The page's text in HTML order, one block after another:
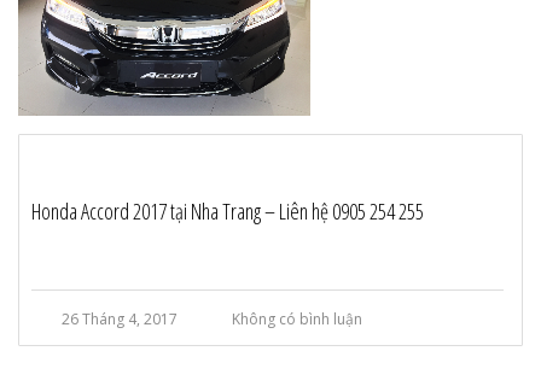
Honda Accord 2017 tại Nha Trang – Liên hệ 0905 254 255
26 Tháng 4, 2017 Không có bình luận